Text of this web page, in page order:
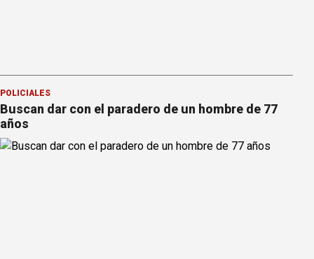
POLICIALES
Buscan dar con el paradero de un hombre de 77
años